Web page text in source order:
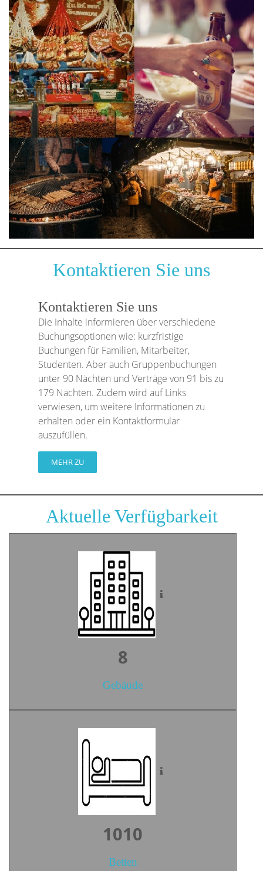
Kontaktieren Sie uns
Kontaktieren Sie uns
Die Inhalte informieren über verschiedene
Buchungsoptionen wie: kurzfristige
Buchungen für Familien, Mitarbeiter,
Studenten. Aber auch Gruppenbuchungen
unter 90 Nächten und Verträge von 91 bis zu
179 Nächten. Zudem wird auf Links
verwiesen, um weitere Informationen zu
erhalten oder ein Kontaktformular
auszufüllen.
MEHR ZU
Aktuelle Verfügbarkeit
10
Gebäude
1392
Betten